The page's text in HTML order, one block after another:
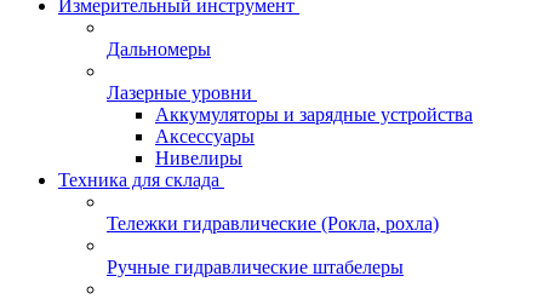
Измерительный инструмент
Дальномеры
Лазерные уровни
Аккумуляторы и зарядные устройства
Аксессуары
Нивелиры
Техника для склада
Тележки гидравлические (Рокла, рохла)
Ручные гидравлические штабелеры